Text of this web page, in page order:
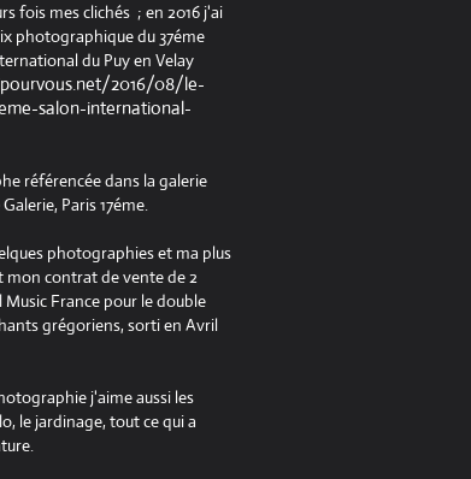
fois mes clichés ; en 2016 j'ai
photographique du 37éme
du Puy en Velay
2016/08/le-
salon-international-
référencée dans la galerie
Paris 17éme.
photographies et ma plus
mon contrat de vente de 2
Music France pour le double
grégoriens, sorti en Avril
j'aime aussi les
le jardinage, tout ce qui a